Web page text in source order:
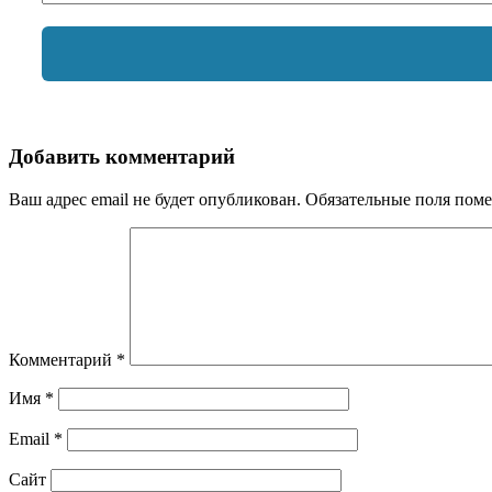
Добавить комментарий
Ваш адрес email не будет опубликован. Обязательные поля
Комментарий *
Имя *
Email *
Сайт